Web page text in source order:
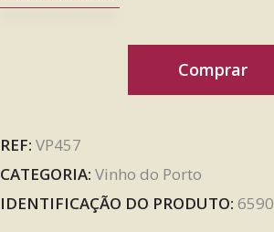
Comprar
REF: VP457
CATEGORIA: Vinho do Porto
IDENTIFICAÇÃO DO PRODUTO: 6590